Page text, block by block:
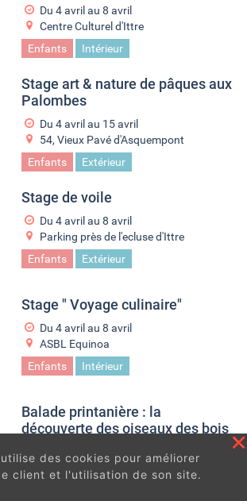
Du 4 avril au 8 avril
Centre Culturel d'Ittre
Enfants
Intérieur
Stage art & nature de pâques aux
Palombes
Du 4 avril au 15 avril
54, Vieux Pavé d'Asquempont
Enfants
Extérieur
Stage de voile
Du 4 avril au 8 avril
Parking près de l'ecluse d'Ittre
Enfants
Extérieur
Stage " Voyage culinaire"
Du 4 avril au 8 avril
ASBL Equinoa
Enfants
Intérieur
Balade printanière : la
découverte des oiseaux des bois
3 avril à 09
00
des cookies pour améliorer
client et l'utilisation de son site.